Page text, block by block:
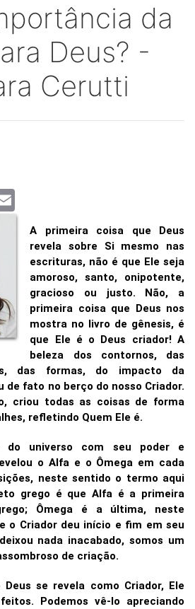
da
Deus? -
Cerutti
A primeira coisa que Deus
revela sobre Si mesmo nas
escrituras, não é que Ele seja
amoroso, santo, onipotente,
gracioso ou justo. Não, a
primeira coisa que Deus nos
mostra no livro de gênesis, é
que Ele é o Deus criador! A
beleza dos contornos, das
das formas, do impacto da
de fato no berço do nosso Criador.
criou todas as coisas de forma
refletindo Quem Ele é.
do universo com seu poder e
o Alfa e o Ômega em cada
neste sentido o termo aqui
grego é que Alfa é a primeira
Ômega é a última, neste
o Criador deu início e fim em seu
nada inacabado, somos um
de criação.
se revela como Criador, Ele
Podemos vê-lo apreciando